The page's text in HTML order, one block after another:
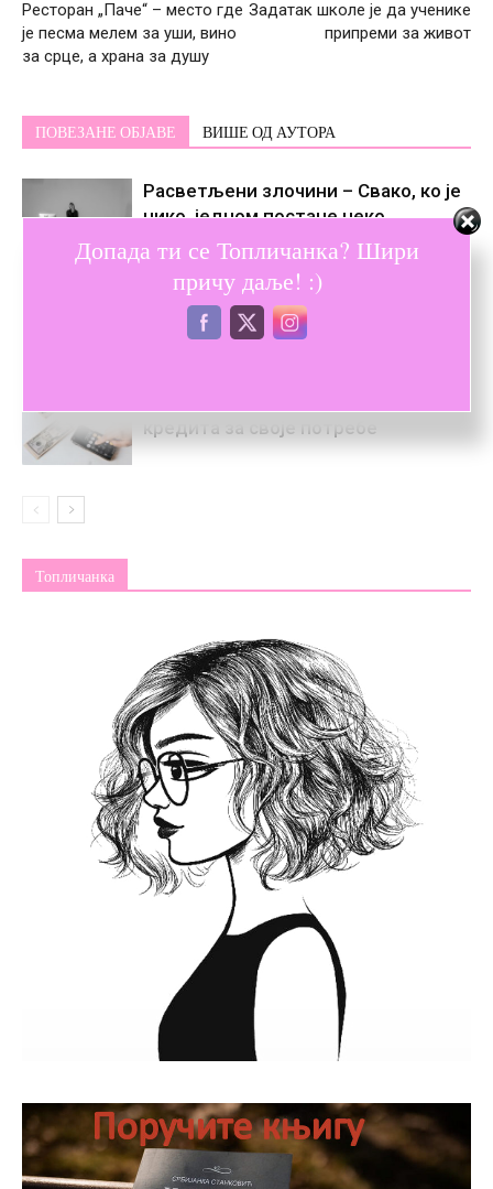
Ресторан „Паче“ – место где
је песма мелем за уши, вино
за срце, а храна за душу
Задатак школе је да ученике
припреми за живот
ПОВЕЗАНЕ ОБЈАВЕ ВИШЕ ОД АУТОРА
Расветљени злочини – Свако, ко је
нико, једном постане некo
Дотукли су ме снови
кредита за своје потребе
Топличанка
Допада ти се Топличанка? Шири
причу даље! :)